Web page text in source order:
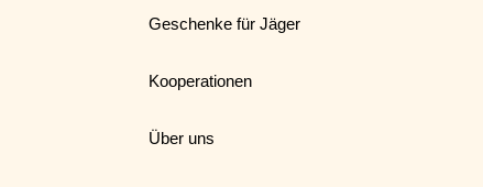
Geschenke für Jäger
Kooperationen
Über uns